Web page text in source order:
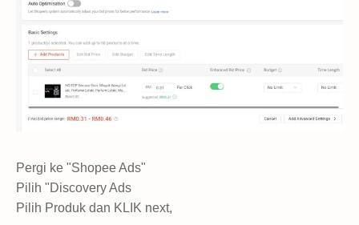
Pergi ke "Shopee Ads"
Pilih "Discovery Ads
Pilih Produk dan KLIK next,